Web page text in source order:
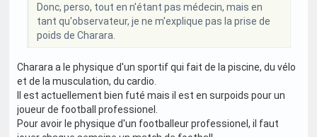
Donc, perso, tout en n'étant pas médecin, mais en
tant qu'observateur, je ne m'explique pas la prise de
poids de Charara.
Charara a le physique d'un sportif qui fait de la piscine, du vélo
et de la musculation, du cardio.
Il est actuellement bien futé mais il est en surpoids pour un
joueur de football professionel.
Pour avoir le physique d'un footballeur professionel, il faut